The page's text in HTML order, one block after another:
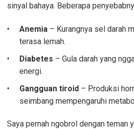
sinyal bahaya. Beberapa
Anemia – Kurangnya sel darah
terasa lemah.
Diabetes – Gula darah yang
energi.
Gangguan tiroid – Produksi
seimbang mempengaruhi
Saya pernah ngobrol dengan teman